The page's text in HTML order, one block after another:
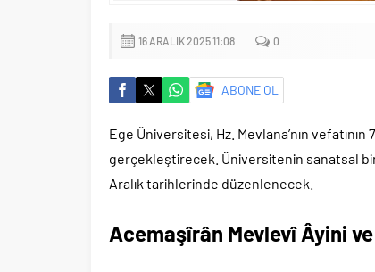
16 ARALIK 2025 11:08 0
ABONE OL
Ege Üniversitesi, Hz. Mevlana’nın
gerçekleştirecek. Üniversitenin sanatsal
Aralık tarihlerinde düzenlenecek.
Acemaşîrân Mevlevî Âyini